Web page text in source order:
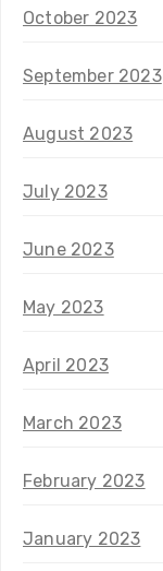
October 2023
September 2023
August 2023
July 2023
June 2023
May 2023
April 2023
March 2023
February 2023
January 2023